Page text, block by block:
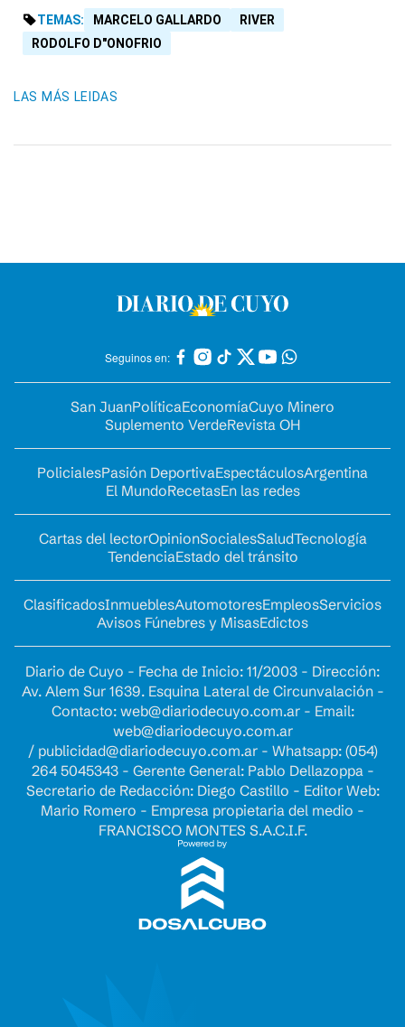
TEMAS: MARCELO GALLARDO
RIVER
RODOLFO D"ONOFRIO
LAS MÁS LEIDAS
Seguinos en:
San JuanPolíticaEconomíaCuyo Minero
Suplemento VerdeRevista OH
PolicialesPasión DeportivaEspectáculosArgentina
El MundoRecetasEn las redes
Cartas del lectorOpinionSocialesSaludTecnología
TendenciaEstado del tránsito
ClasificadosInmueblesAutomotoresEmpleosServicios
Avisos Fúnebres y MisasEdictos
Diario de Cuyo - Fecha de Inicio: 11/2003 - Dirección:
Av. Alem Sur 1639. Esquina Lateral de Circunvalación -
Contacto: web@diariodecuyo.com.ar- Email:
web@diariodecuyo.com.ar
/ publicidad@diariodecuyo.com.ar- Whatsapp: (054)
264 5045343 - Gerente General: Pablo Dellazoppa -
Secretario de Redacción: Diego Castillo - Editor Web:
Mario Romero - Empresa propietaria del medio -
FRANCISCO MONTES S.A.C.I.F.